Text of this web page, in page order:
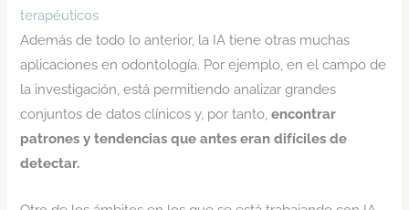
terapéuticos
Además de todo lo anterior, la IA tiene otras muchas
aplicaciones en odontología. Por ejemplo, en el campo de
la investigación, está permitiendo analizar grandes
conjuntos de datos clínicos y, por tanto,encontrar
patrones y tendencias que antes eran difíciles de
detectar.